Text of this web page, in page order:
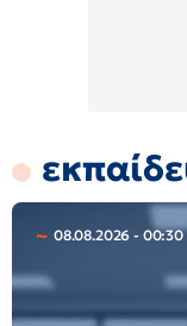
08.08.2026 - 00:30